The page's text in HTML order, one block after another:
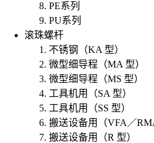
PE系列
PU系列
滚珠螺杆
不锈钢（KA 型）
微型细导程（MA 型）
微型细导程（MS 型）
工具机用（SA 型）
工具机用（SS 型）
搬送设备用（VFA／
搬送设备用（R 型）